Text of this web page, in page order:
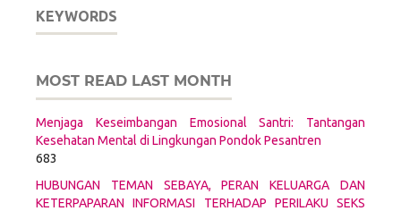
KEYWORDS
MOST READ LAST MONTH
Menjaga Keseimbangan Emosional Santri: Tantangan
Kesehatan Mental di Lingkungan Pondok Pesantren
683
HUBUNGAN TEMAN SEBAYA, PERAN KELUARGA DAN
KETERPAPARAN INFORMASI TERHADAP PERILAKU SEKS